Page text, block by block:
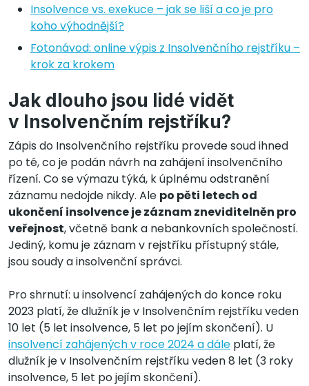
Insolvence vs. exekuce – jak se liší a co je pro
koho výhodnější?
Fotonávod: online výpis z Insolvenčního rejstříku –
krok za krokem
Jak dlouho jsou lidé vidět
v Insolvenčním rejstříku?
Zápis do Insolvenčního rejstříku provede soud ihned
po té, co je podán návrh na zahájení insolvenčního
řízení. Co se výmazu týká, k úplnému odstranění
záznamu nedojde nikdy. Ale po pěti letech od
ukončení insolvence je záznam zneviditelněn pro
veřejnost, včetně bank a nebankovních společností.
Jediný, komu je záznam v rejstříku přístupný stále,
jsou soudy a insolvenční správci.
Pro shrnutí: u insolvencí zahájených do konce roku
2023 platí, že dlužník je v Insolvenčním rejstříku veden
10 let (5 let insolvence, 5 let po jejím skončení). U
insolvencí zahájených v roce 2024 a dále platí, že
dlužník je v Insolvenčním rejstříku veden 8 let (3 roky
insolvence, 5 let po jejím skončení).